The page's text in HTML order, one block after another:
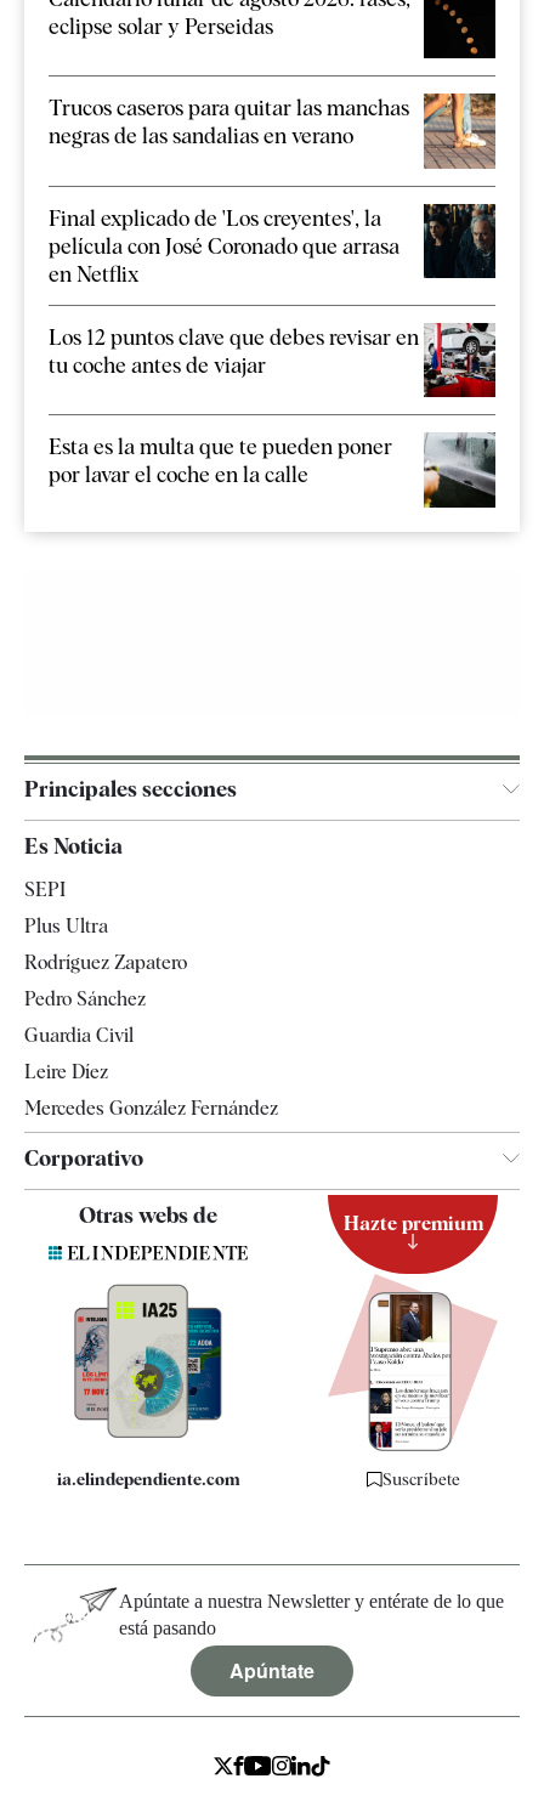
eclipse solar y Perseidas
Trucos caseros para quitar las manchas
negras de las sandalias en verano
Final explicado de 'Los creyentes', la
película con José Coronado que arrasa
en Netflix
Los 12 puntos clave que debes revisar en
tu coche antes de viajar
Esta es la multa que te pueden poner
por lavar el coche en la calle
Principales secciones
España
Televisión
Es Noticia
SEPI
Plus Ultra
Rodríguez Zapatero
Pedro Sánchez
Guardia Civil
Leire Díez
Mercedes González Fernández
Corporativo
Contacto
Quiénes somos
Especificaciones
Otras webs de
ia.elindependiente.com
Hazte premium
Suscríbete
Apúntate a nuestra Newsletter y entérate de lo que
está pasando
Apúntate